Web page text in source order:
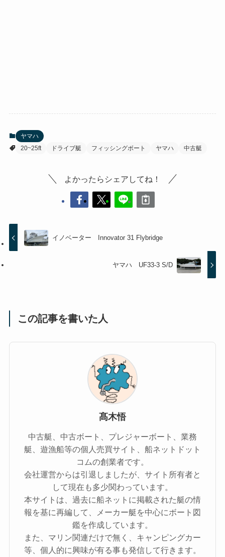
ヤマハ
20~25ft
ドライブ艇 フィッシングボート ヤマハ 中古艇
よかったらシェアしてね！
イノベーター Innovator 31 Flybridge
ヤマハ UF33-3 S/D
この記事を書いた人
髙木悟
中古艇、中古ボート、プレジャーボート、業務
艇、遊漁船等の個人売買サイト、船ネットドット
コムの創業者です。
会社運営からは引退しましたが、サイト所有者と
して現在も多少関わっています。
本サイトは、過去に船ネットに掲載された艇の情
報を基に再編して、メーカー艇を中心にボート図
鑑を作成しています。
また、マリン関連だけで無く、キャンピングカー
等、個人的に興味が有る事も発信して行きます。